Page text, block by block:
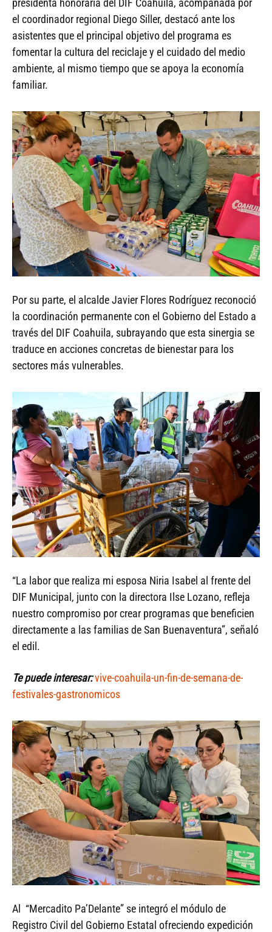
presidenta honoraria del DIF Coahuila, acompañada por
el coordinador regional Diego Siller, destacó ante los
asistentes que el principal objetivo del programa es
fomentar la cultura del reciclaje y el cuidado del medio
ambiente, al mismo tiempo que se apoya la economía
familiar.
Por su parte, el alcalde Javier Flores Rodríguez reconoció
la coordinación permanente con el Gobierno del Estado a
través del DIF Coahuila, subrayando que esta sinergia se
traduce en acciones concretas de bienestar para los
sectores más vulnerables.
“La labor que realiza mi esposa Niria Isabel al frente del
DIF Municipal, junto con la directora Ilse Lozano, refleja
nuestro compromiso por crear programas que beneficien
directamente a las familias de San Buenaventura”, señaló
el edil.
Te puede interesar:vive-coahuila-un-fin-de-semana-de-
festivales-gastronomicos
Al “Mercadito Pa’Delante” se integró el módulo de
Registro Civil del Gobierno Estatal ofreciendo expedición